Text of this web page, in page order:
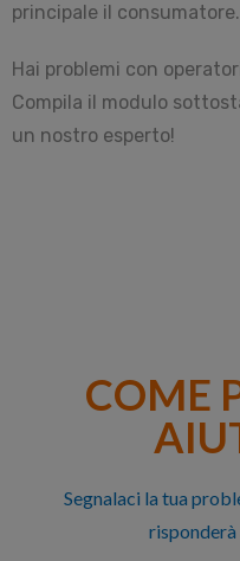
principale il consumatore.
Hai problemi con
Compila il modulo
un nostro esperto!
COME
Segnalaci la tua
risponderà